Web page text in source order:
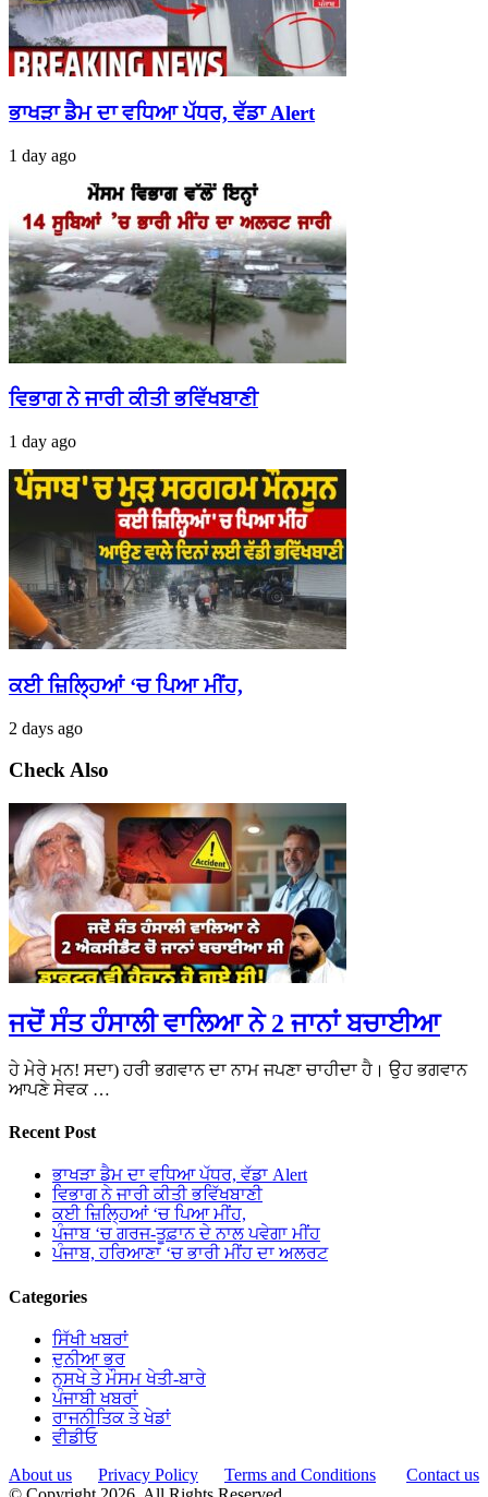
ਭਾਖੜਾ ਡੈਮ ਦਾ ਵਧਿਆ ਪੱਧਰ, ਵੱਡਾ Alert
1 day ago
ਵਿਭਾਗ ਨੇ ਜਾਰੀ ਕੀਤੀ ਭਵਿੱਖਬਾਣੀ
1 day ago
ਕਈ ਜ਼ਿਲ੍ਹਿਆਂ ‘ਚ ਪਿਆ ਮੀਂਹ,
2 days ago
Check Also
ਜਦੋਂ ਸੰਤ ਹੰਸਾਲੀ ਵਾਲਿਆ ਨੇ 2 ਜਾਨਾਂ ਬਚਾਈਆ
ਹੇ ਮੇਰੇ ਮਨ! ਸਦਾ) ਹਰੀ ਭਗਵਾਨ ਦਾ ਨਾਮ ਜਪਣਾ ਚਾਹੀਦਾ ਹੈ। ਉਹ ਭਗਵਾਨ
ਆਪਣੇ ਸੇਵਕ …
Recent Post
ਭਾਖੜਾ ਡੈਮ ਦਾ ਵਧਿਆ ਪੱਧਰ, ਵੱਡਾ Alert
ਵਿਭਾਗ ਨੇ ਜਾਰੀ ਕੀਤੀ ਭਵਿੱਖਬਾਣੀ
ਕਈ ਜ਼ਿਲ੍ਹਿਆਂ ‘ਚ ਪਿਆ ਮੀਂਹ,
ਪੰਜਾਬ ‘ਚ ਗਰਜ-ਤੂਫ਼ਾਨ ਦੇ ਨਾਲ ਪਵੇਗਾ ਮੀਂਹ
ਪੰਜਾਬ, ਹਰਿਆਣਾ ‘ਚ ਭਾਰੀ ਮੀਂਹ ਦਾ ਅਲਰਟ
Categories
ਸਿੱਖੀ ਖਬਰਾਂ
ਦੁਨੀਆ ਭਰ
ਨੁਸਖੇ ਤੇ ਮੌਸਮ ਖੇਤੀ-ਬਾਰੇ
ਪੰਜਾਬੀ ਖਬਰਾਂ
ਰਾਜਨੀਤਿਕ ਤੇ ਖੇਡਾਂ
ਵੀਡੀਓ
About us
Privacy Policy Terms and Conditions
Contact us